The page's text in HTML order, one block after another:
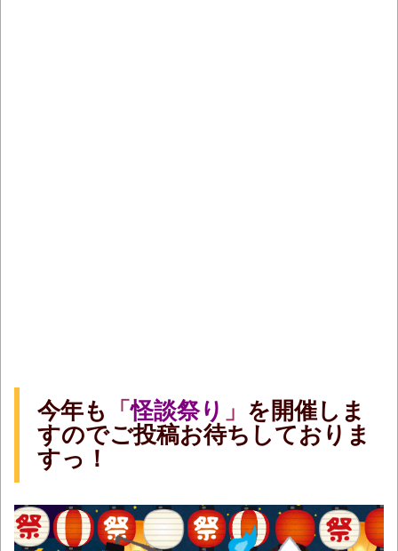
今年も 「怪談祭り 」 を開催しま
すのでご投稿お待ちしておりま
すっ！